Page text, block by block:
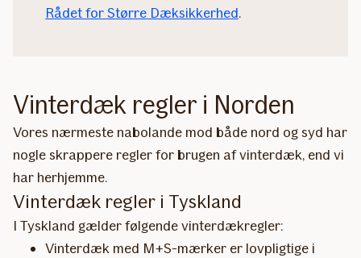
Rådet for Større Dæksikkerhed.
Vinterdæk regler i Norden
Vores nærmeste nabolande mod både nord og syd har
nogle skrappere regler for brugen af vinterdæk, end vi
har herhjemme.
Vinterdæk regler i Tyskland
I Tyskland gælder følgende vinterdækregler:
Vinterdæk med M+S-mærker er lovpligtige i